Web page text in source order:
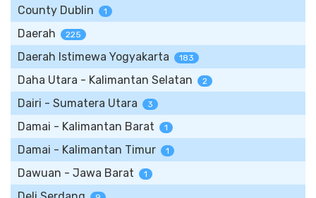
County Dublin 1
Daerah 225
Daerah Istimewa Yogyakarta 183
Daha Utara - Kalimantan Selatan 2
Dairi - Sumatera Utara 3
Damai - Kalimantan Barat 1
Damai - Kalimantan Timur 1
Dawuan - Jawa Barat 1